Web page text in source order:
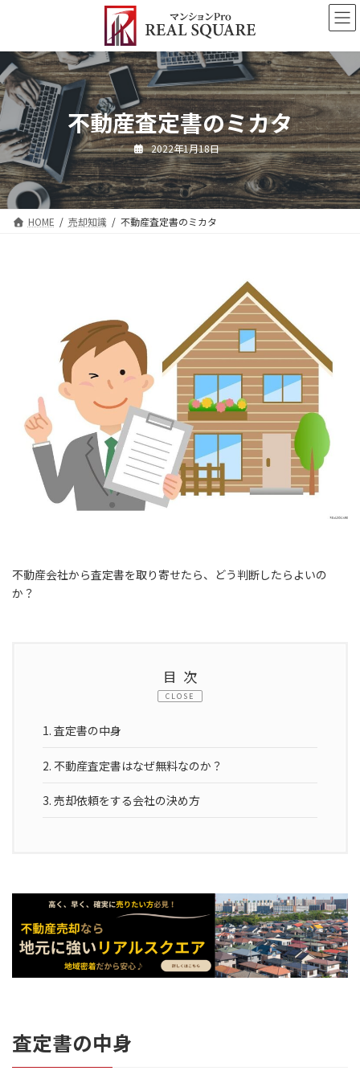
ン
ツ
へ
ス
キ
ッ
プ
ー
シ
ョ
ン
に
移
動
不動産査定書のミカタ
2022年1月18日
HOME 売却知識 不動産査定書のミカタ
不動産会社から査定書を取り寄せたら、どう判断したらよいの
か？
目次
CLOSE
1. 査定書の中身
2. 不動産査定書はなぜ無料なのか？
3. 売却依頼をする会社の決め方
査定書の中身